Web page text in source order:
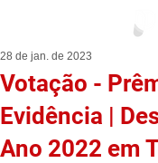
Votação -
Evidência |
Ano 2022 em
28 de jan. de 2023